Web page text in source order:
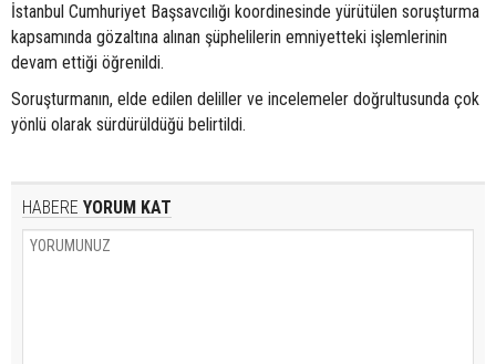
İstanbul Cumhuriyet Başsavcılığı koordinesinde yürütülen soruşturma
kapsamında gözaltına alınan şüphelilerin emniyetteki işlemlerinin
devam ettiği öğrenildi.
Soruşturmanın, elde edilen deliller ve incelemeler doğrultusunda çok
yönlü olarak sürdürüldüğü belirtildi.
HABERE YORUM KAT